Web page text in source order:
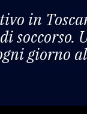
in
soccorso.
giorno